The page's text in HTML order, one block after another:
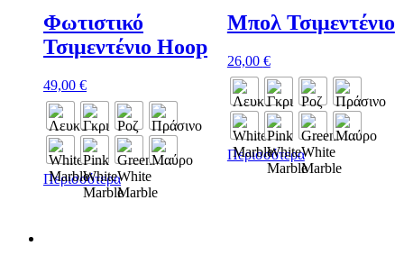
Φωτιστικό
Τσιμεντένιο Hoop
49,00 €
Περισσότερα
Μπολ Τσιμεντένιο
26,00 €
Περισσότερα